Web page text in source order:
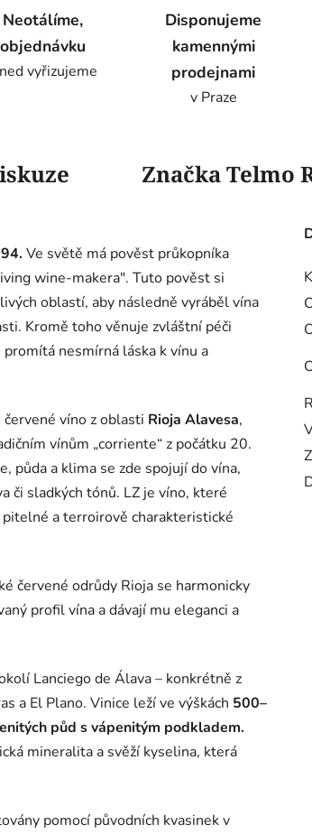
Neotálíme,
objednávku
vyřizujeme
Disponujeme
kamennými
prodejnami
v Praze
ZnačkaTelmo
Ve světě má pověst průkopníka
wine-makera". Tuto pověst si
oblastí, aby následně vyráběl vína
Kromě toho věnuje zvláštní péči
nesmírná láska k vínu a
víno z oblasti Rioja Alavesa,
vínům „corriente“ z počátku 20.
půda a klima se zde spojují do vína,
či sladkých tónů. LZ je víno, které
a terroirově charakteristické
červené odrůdy Rioja se harmonicky
profil vína a dávají mu eleganci a
Lanciego de Álava – konkrétně z
a El Plano. Vinice leží ve výškách 500–
půd s vápenitým podkladem.
mineralita a svěží kyselina, která
pomocí původních kvasinek v